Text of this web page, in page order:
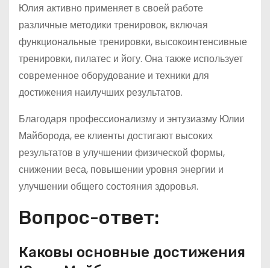
Юлия активно применяет в своей работе
различные методики тренировок, включая
функциональные тренировки, высокоинтенсивные
тренировки, пилатес и йогу. Она также использует
современное оборудование и техники для
достижения наилучших результатов.
Благодаря профессионализму и энтузиазму Юлии
Майборода, ее клиенты достигают высоких
результатов в улучшении физической формы,
снижении веса, повышении уровня энергии и
улучшении общего состояния здоровья.
Вопрос-ответ:
Каковы основные достижения